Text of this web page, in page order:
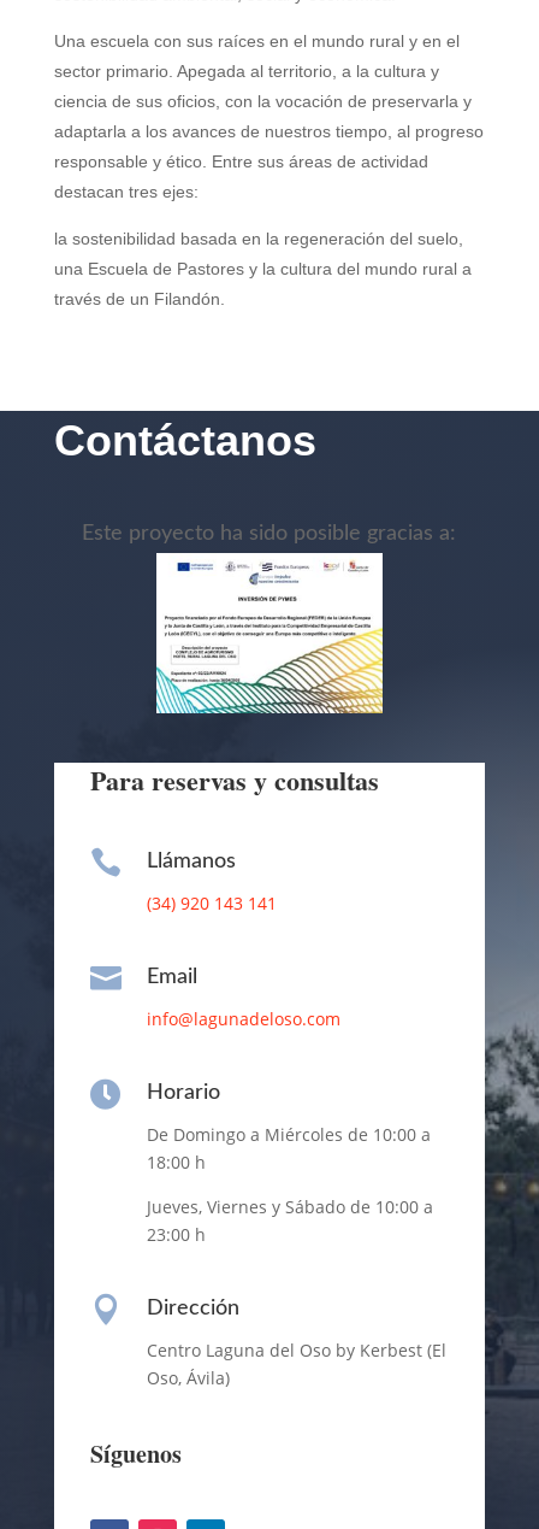
Una escuela con sus raíces en el mundo rural y en el
sector primario. Apegada al territorio, a la cultura y
ciencia de sus oficios, con la vocación de preservarla y
adaptarla a los avances de nuestros tiempo, al progreso
responsable y ético. Entre sus áreas de actividad
destacan tres ejes:
la sostenibilidad basada en la regeneración del suelo,
una Escuela de Pastores y la cultura del mundo rural a
través de un Filandón.
Contáctanos
Este proyecto ha sido posible gracias a:
Para reservas y consultas
 Llámanos
(34) 920 143 141
 Email
info@lagunadeloso.com
 Horario
De Domingo a Miércoles de 10:00 a
18:00 h
Jueves, Viernes y Sábado de 10:00 a
23:00 h
 Dirección
Centro Laguna del Oso by Kerbest (El
Oso, Ávila)
Síguenos